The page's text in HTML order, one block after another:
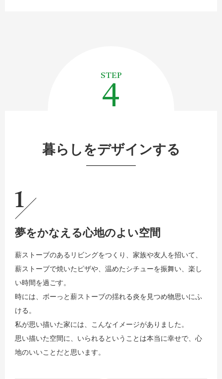
4
暮らしをデザインする
1
夢をかなえる心地のよい空間
薪ストーブのあるリビングをつくり、家族や友人を招いて、
薪ストーブで焼いたピザや、温めたシチューを振舞い、楽し
い時間を過ごす。
時には、ボーっと薪ストーブの揺れる炎を見つめ物思いにふ
ける。
私が思い描いた家には、こんなイメージがありました。
思い描いた空間に、いられるということは本当に幸せで、心
地のいいことだと思います。